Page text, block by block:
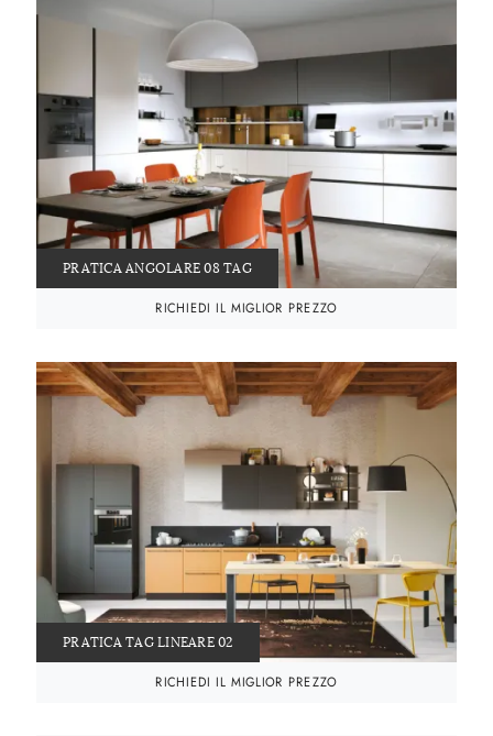
PRATICA ANGOLARE 08 TAG
RICHIEDI IL MIGLIOR PREZZO
PRATICA TAG LINEARE 02
RICHIEDI IL MIGLIOR PREZZO